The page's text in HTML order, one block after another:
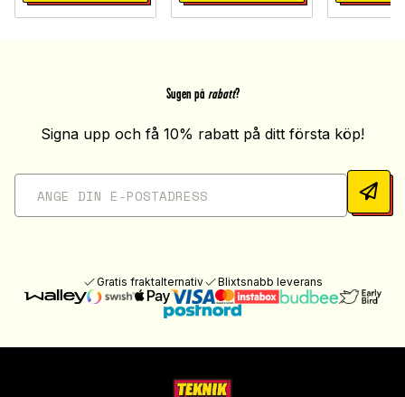
Sugen på rabatt?
Signa upp och få 10% rabatt på ditt första köp!
Gratis fraktalternativ Blixtsnabb leverans